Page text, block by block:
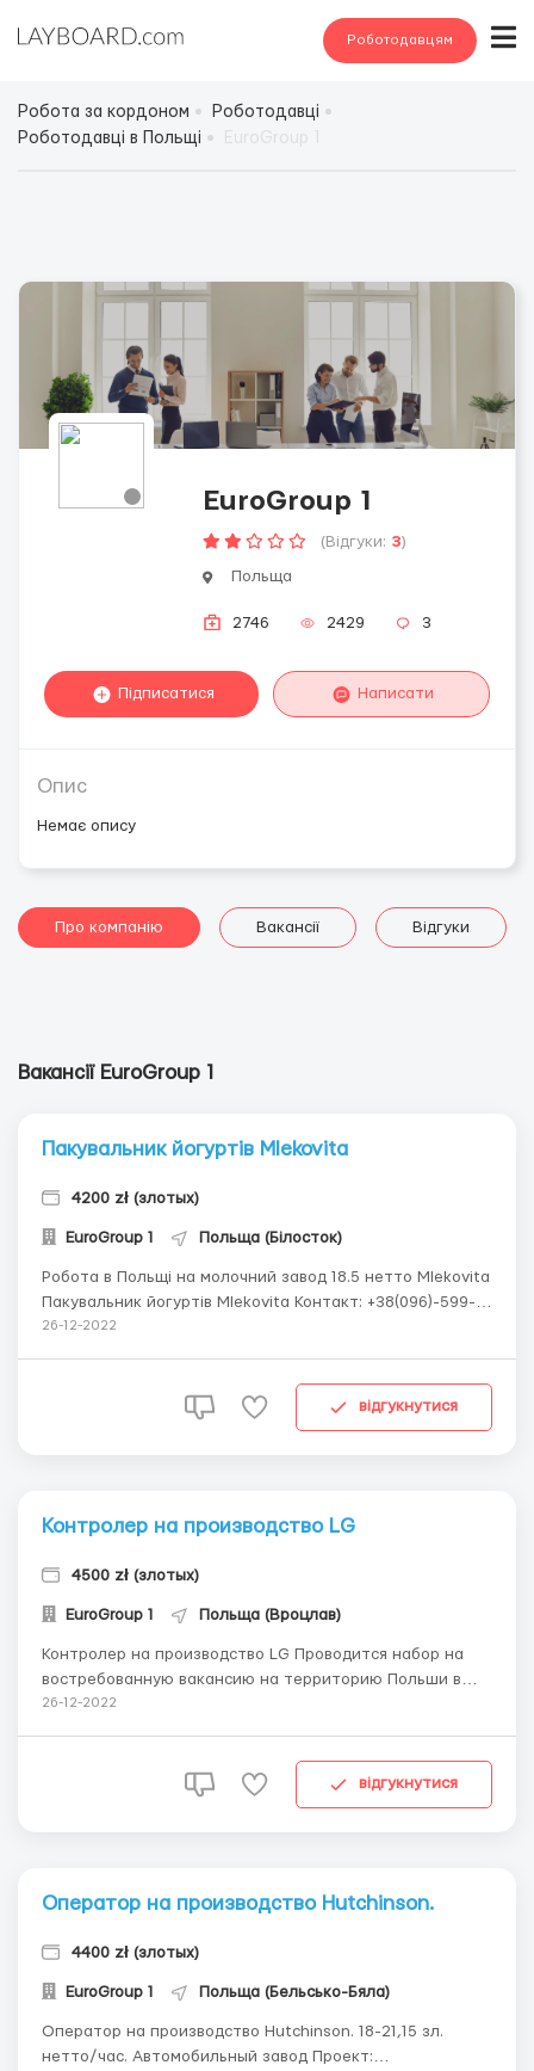
Роботодавцям
Робота за кордоном
Роботодавці
Роботодавці в Польщі
EuroGroup 1
(Відгуки: 3)
Польща
2746 2429 3
Підписатися Написати
Опис
Немає опису
Про компанію Вакансії Відгуки
Вакансії EuroGroup 1
Пакувальник йогуртів Mlekovita
4200 zł (злотых)
EuroGroup 1 Польща (Білосток)
Робота в Польщі на молочний завод 18.5 нетто Mlekovita
Пакувальник йогуртів Mlekovita Контакт: +38(096)-599-
55-91 - Артем (Вайбер+телеграм) Кількість робочих
26-12-2022
відгукнутися
Контролер на производство LG
4500 zł (злотых)
EuroGroup 1 Польща (Вроцлав)
Контролер на производство LG Проводится набор на
востребованную вакансию на территорию Польши в
город Вроцлав. Контактные Данные: +380 96 599 55 91 –
26-12-2022
відгукнутися
Оператор на производство Hutchinson.
4400 zł (злотых)
EuroGroup 1 Польща (Бельсько-Бяла)
Оператор на производство Hutchinson. 18-21,15 зл.
нетто/час. Автомобильный завод Проект: